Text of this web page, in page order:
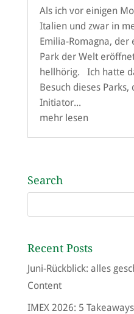
Als ich vor einigen
Italien und zwar in
Emilia-Romagna, der
Park der Welt
hellhörig. Ich hatte
Besuch dieses
Initiator...
mehr lesen
Search
Recent Posts
Juni-Rückblick: alles
Content
IMEX 2026: 5